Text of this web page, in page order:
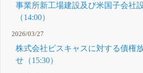
事業所新工場建設及び米国子会社
（14:00）
2026/03/27
株式会社ビスキャスに対する債権
せ（15:30）